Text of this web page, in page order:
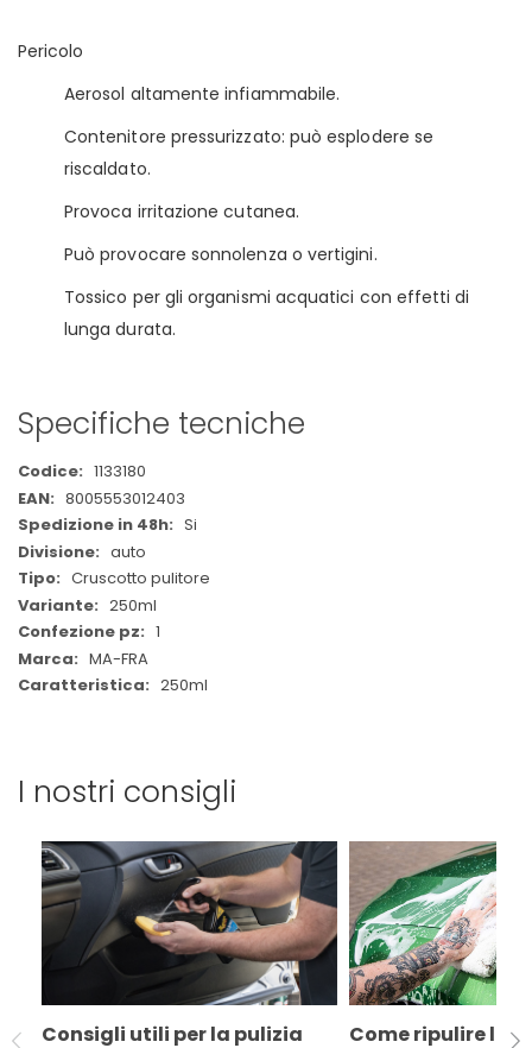
Pericolo
Aerosol altamente infiammabile.
Contenitore pressurizzato: può esplodere se
riscaldato.
Provoca irritazione cutanea.
Può provocare sonnolenza o vertigini.
Tossico per gli organismi acquatici con effetti di
lunga durata.
Specifiche tecniche
Maggiori
Informazioni
1133180
8005553012403
Si
auto
Cruscotto pulitore
250ml
1
MA-FRA
250ml
I nostri consigli
Consigli utili per la pulizia
Come ripulire